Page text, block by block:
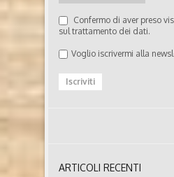
Confermo di aver preso
sul trattamento dei dati.
Voglio iscrivermi alla
ARTICOLI RECENTI